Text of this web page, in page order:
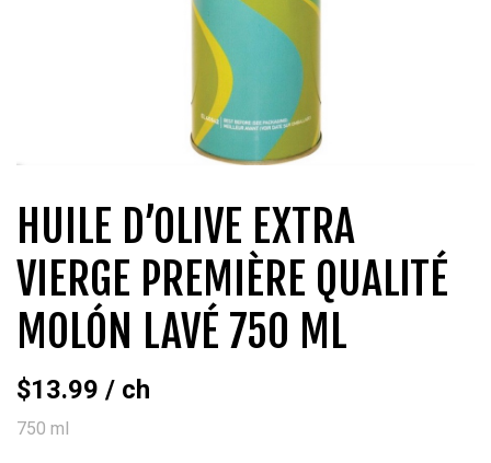
HUILE D’OLIVE EXTRA
VIERGE PREMIÈRE QUALITÉ
MOLÓN LAVÉ 750 ML
$13.99 / ch
750 ml